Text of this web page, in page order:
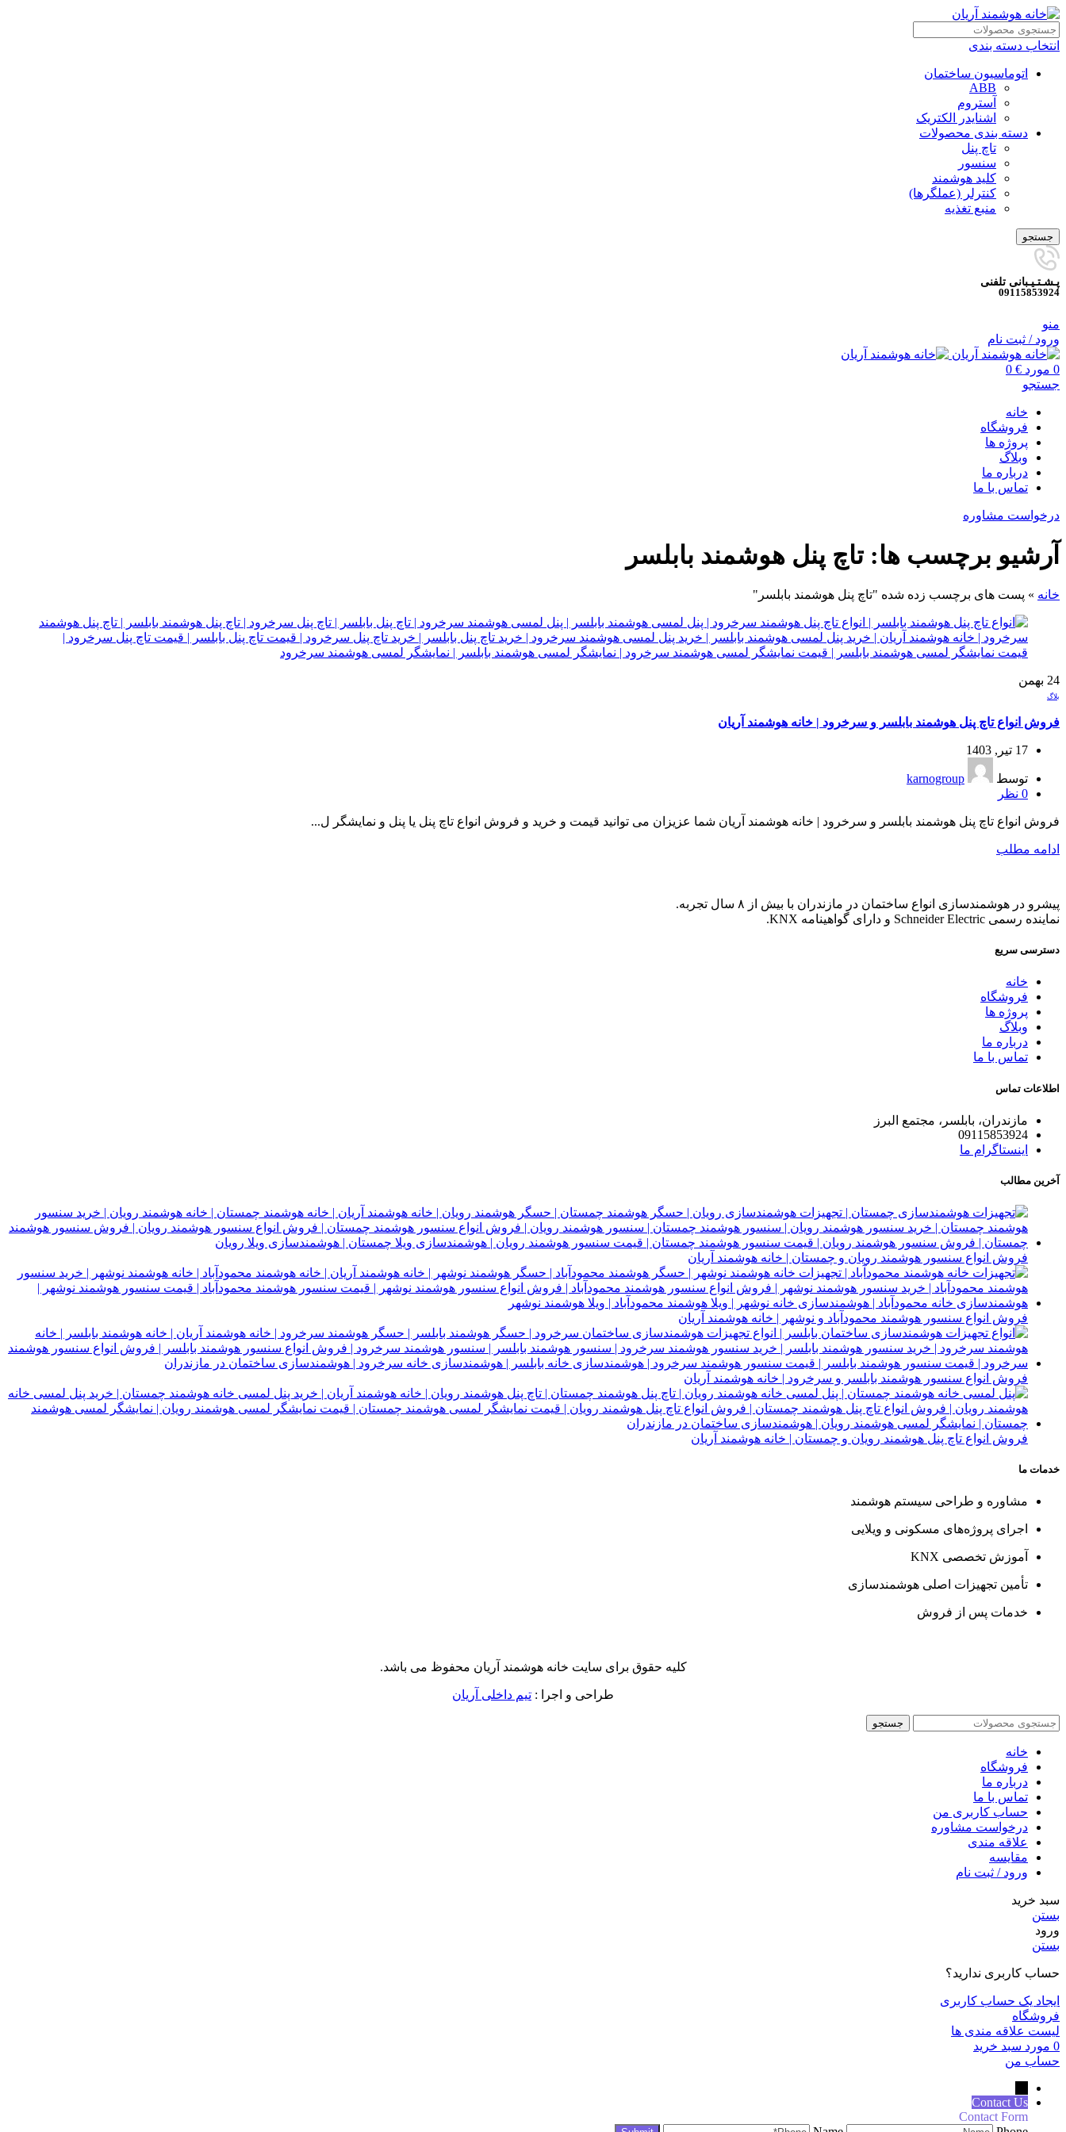
انتخاب دسته بندی
اتوماسیون ساختمان
ABB
آستروم
اشنایدر الکتریک
دسته بندی محصولات
تاچ پنل
سنسور
کلید هوشمند
کنترلر (عملگرها)
منبع تغذیه
جستجو
پـشـتـیـبانی تلفنی
09115853924
منو
ورود / ثبت نام
0 مورد 0 €
جستجو
خانه
فروشگاه
پروژه ها
وبلاگ
درباره ما
تماس با ما
درخواست مشاوره
آرشیو برچسب ها: تاچ پنل هوشمند بابلسر
خانه » پست های برچسب زده شده "تاچ پنل هوشمند بابلسر"
24 بهمن
بلاگ
فروش انواع تاچ پنل هوشمند بابلسر و سرخرود | خانه هوشمند آریان
17 تیر, 1403
توسط
karnogroup
0 نظر
فروش انواع تاچ پنل هوشمند بابلسر و سرخرود | خانه هوشمند آریان شما عزیزان می توانید قیمت و خرید و فروش انواع تاچ پنل یا پنل و نمایشگر ل...
ادامه مطلب
پیشرو در هوشمندسازی انواع ساختمان در مازندران با بیش از ۸ سال تجربه.
نماینده رسمی Schneider Electric و دارای گواهینامه KNX.
دسترسی سریع
خانه
فروشگاه
پروژه ها
وبلاگ
درباره ما
تماس با ما
اطلاعات تماس
مازندران، بابلسر، مجتمع البرز
09115853924
اینستاگرام ما
آخرین مطالب
فروش انواع سنسور هوشمند رویان و چمستان | خانه هوشمند آریان
فروش انواع سنسور هوشمند محمودآباد و نوشهر | خانه هوشمند آریان
فروش انواع سنسور هوشمند بابلسر و سرخرود | خانه هوشمند آریان
فروش انواع تاچ پنل هوشمند رویان و چمستان | خانه هوشمند آریان
خدمات ما
مشاوره و طراحی سیستم هوشمند
اجرای پروژه‌های مسکونی و ویلایی
آموزش تخصصی KNX
تأمین تجهیزات اصلی هوشمندسازی
خدمات پس از فروش
کلیه حقوق برای سایت خانه هوشمند آریان محفوظ می باشد.
طراحی و اجرا : تیم داخلی آریان
جستجو
خانه
فروشگاه
درباره ما
تماس با ما
حساب کاربری من
درخواست مشاوره
علاقه مندی
مقايسه
ورود / ثبت نام
سبد خرید
بستن
ورود
بستن
حساب کاربری ندارید؟
ایجاد یک حساب کاربری
فروشگاه
لیست علاقه مندی ها
0 مورد سبد خرید
حساب من
Contact Us
Contact Form